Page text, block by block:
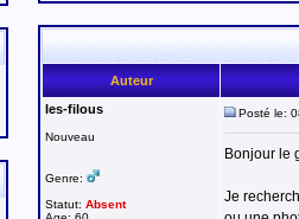
Auteur
les-filous
Nouveau
Genre:
Statut: Absent
Posté le:
Bonjour le
Je